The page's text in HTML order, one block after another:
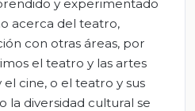
y experimentado
acerca del teatro,
con otras áreas, por
el teatro y las artes
el cine, o el teatro y sus
la diversidad cultural se